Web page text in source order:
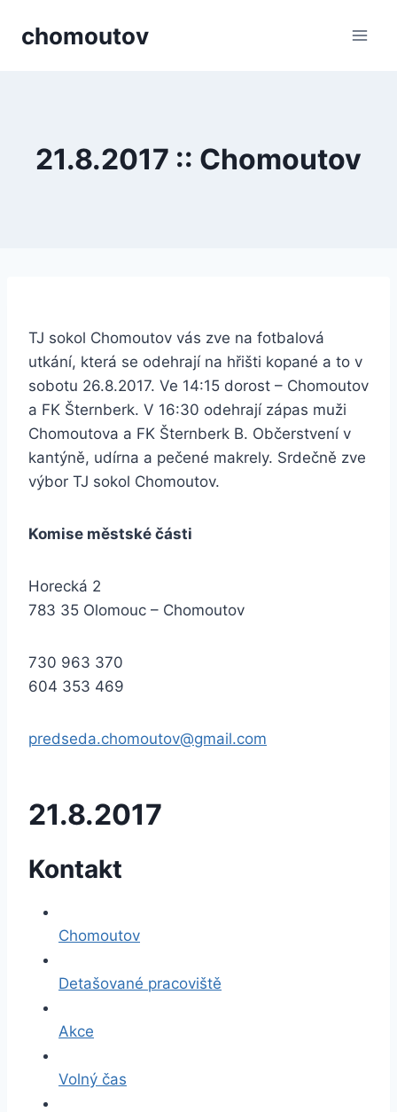
chomoutov
21.8.2017 :: Chomoutov
TJ sokol Chomoutov vás zve na fotbalová
utkání, která se odehrají na hřišti kopané a to v
sobotu 26.8.2017. Ve 14:15 dorost – Chomoutov
a FK Šternberk. V 16:30 odehrají zápas muži
Chomoutova a FK Šternberk B. Občerstvení v
kantýně, udírna a pečené makrely. Srdečně zve
výbor TJ sokol Chomoutov.
Komise městské části
Horecká 2
783 35 Olomouc – Chomoutov
730 963 370
604 353 469
predseda.chomoutov@gmail.com
21.8.2017
Kontakt
Chomoutov
Detašované pracoviště
Akce
Volný čas